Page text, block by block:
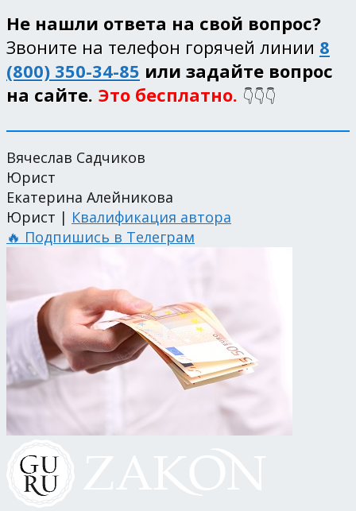
Не нашли ответа на свой вопрос?
Звоните на телефон горячей линии 8
(800) 350-34-85 или задайте вопрос
на сайте. Это бесплатно. 👇👇👇
Вячеслав Садчиков
Юрист
Екатерина Алейникова
Юрист | Квалификация автора
🔥 Подпишись в Телеграм